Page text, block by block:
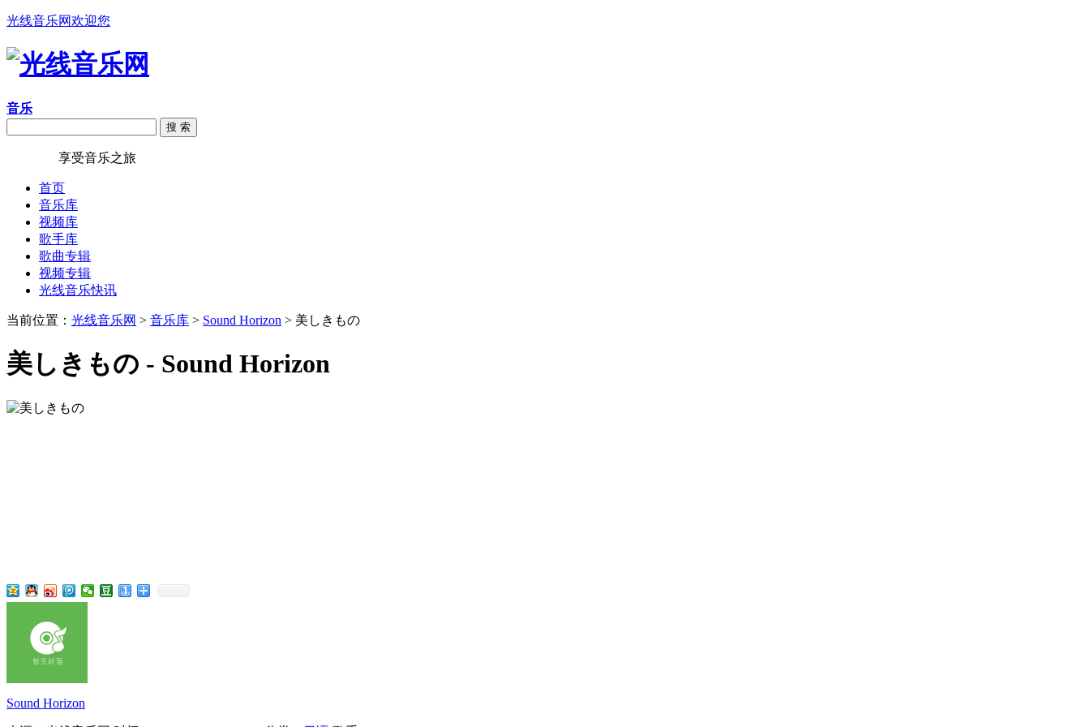
光线音乐网欢迎您
音乐
搜 索
享受音乐之旅
首页
音乐库
视频库
歌手库
歌曲专辑
视频专辑
光线音乐快讯
当前位置： 光线音乐网 > 音乐库 > Sound Horizon > 美しきもの
美しきもの - Sound Horizon
Sound Horizon